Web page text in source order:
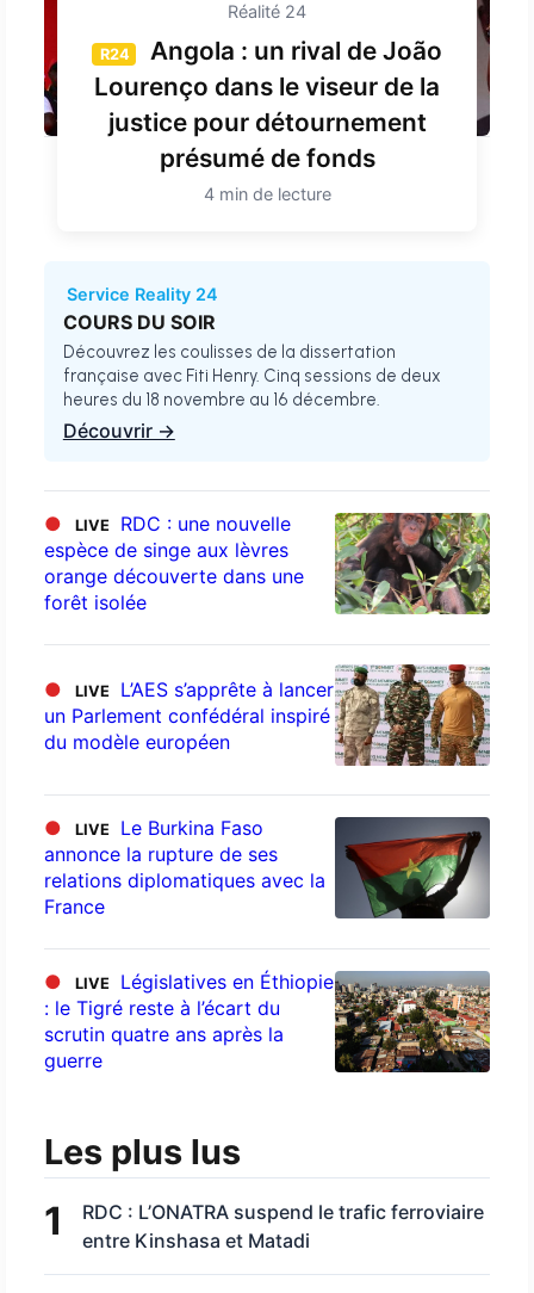
Réalité 24
R24
Angola : un rival de João
Lourenço dans le viseur de la
justice pour détournement
présumé de fonds
4 min de lecture
Service Reality 24
COURS DU SOIR
Découvrez les coulisses de la dissertation
française avec Fiti Henry. Cinq sessions de deux
heures du 18 novembre au 16 décembre.
Découvrir →
● LIVE
RDC : une nouvelle
espèce de singe aux lèvres
orange découverte dans une
forêt isolée
● LIVE
L’AES s’apprête à lancer
un Parlement confédéral inspiré
du modèle européen
● LIVE
Le Burkina Faso
annonce la rupture de ses
relations diplomatiques avec la
France
● LIVE
Législatives en Éthiopie
: le Tigré reste à l’écart du
scrutin quatre ans après la
guerre
Les plus lus
1
RDC : L’ONATRA suspend le trafic ferroviaire
entre Kinshasa et Matadi